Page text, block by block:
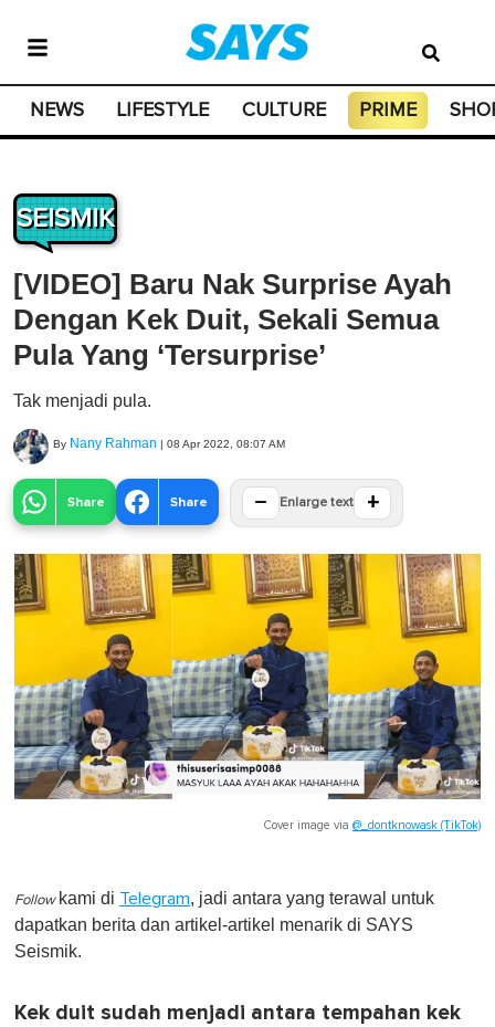
NEWS LIFESTYLE CULTURE PRIME
SEISMIK
[VIDEO] Baru Nak Surprise Ayah
Dengan Kek Duit, Sekali Semua
Pula Yang ‘Tersurprise’
Tak menjadi pula.
By Nany Rahman | 08 Apr 2022, 08:07 AM
Share Share − Enlarge text +
Cover image via @_dontknowask (TikTok)
Follow kami di Telegram, jadi antara yang terawal untuk
dapatkan berita dan artikel-artikel menarik di SAYS
Seismik.
Kek duit sudah menjadi antara tempahan kek